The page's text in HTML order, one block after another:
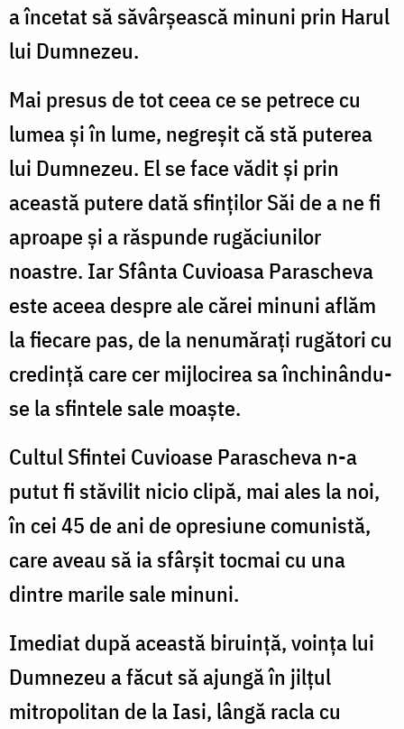
a încetat să săvârşească minuni prin Harul
lui Dumnezeu.
Mai presus de tot ceea ce se petrece cu
lumea şi în lume, negreșit că stă puterea
lui Dumnezeu. El se face vădit şi prin
această putere dată sfinţilor Săi de a ne fi
aproape şi a răspunde rugăciunilor
noastre. Iar Sfânta Cuvioasa Parascheva
este aceea despre ale cărei minuni aflăm
la fiecare pas, de la nenumăraţi rugători cu
credinţă care cer mijlocirea sa închinându-
se la sfintele sale moaște.
Cultul Sfintei Cuvioase Parascheva n-a
putut fi stăvilit nicio clipă, mai ales la noi,
în cei 45 de ani de opresiune comunistă,
care aveau să ia sfârşit tocmai cu una
dintre marile sale minuni.
Imediat după această biruință, voinţa lui
Dumnezeu a făcut să ajungă în jilțul
mitropolitan de la Iasi, lângă racla cu